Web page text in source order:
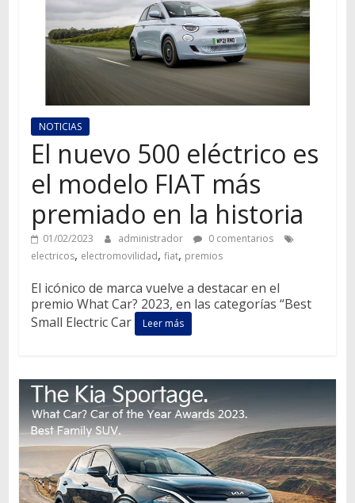
transporte
NOTICIAS
El nuevo 500 eléctrico es
el modelo FIAT más
premiado en la historia
01/02/2023 administrador
0 comentarios
electricos, electromovilidad, fiat, premios
El icónico de marca vuelve a destacar en el
premio What Car? 2023, en las categorías “Best
Small Electric Car
Leer más